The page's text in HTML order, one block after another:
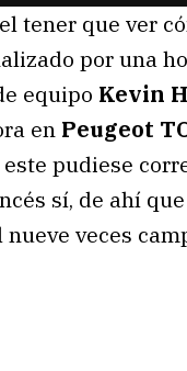
tener que ver
por una
equipo Kevin
en Peugeot
pudiese
sí, de ahí
nueve veces